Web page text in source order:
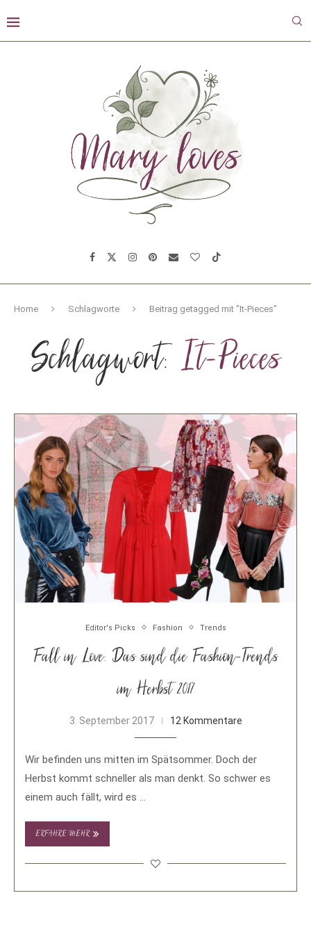
Home Schlagworte Beitrag getagged mit "It-Pieces"
Schlagwort:It-Pieces
Editor's Picks Fashion Trends
Fall in Love: Das sind die Fashion-Trends
im Herbst 2017
3. September 2017 12 Kommentare
Wir befinden uns mitten im Spätsommer. Doch der
Herbst kommt schneller als man denkt. So schwer es
einem auch fällt, wird es …
ERFAHRE MEHR